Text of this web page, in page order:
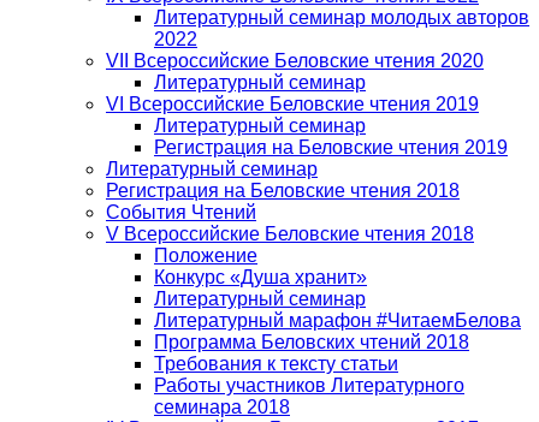
Литературный семинар молодых авторов
2022
VII Всероссийские Беловские чтения 2020
Литературный семинар
VI Всероссийские Беловские чтения 2019
Литературный семинар
Регистрация на Беловские чтения 2019
Литературный семинар
Регистрация на Беловские чтения 2018
События Чтений
V Всероссийские Беловские чтения 2018
Положение
Конкурс «Душа хранит»
Литературный семинар
Литературный марафон #ЧитаемБелова
Программа Беловских чтений 2018
Требования к тексту статьи
Работы участников Литературного
семинара 2018